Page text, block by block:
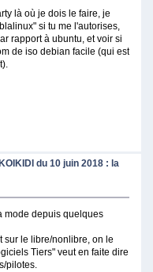
là où je dois le faire, je
si tu me l'autorises,
rapport à ubuntu, et voir si
de iso debian facile (qui est
du 10 juin 2018 : la
mode depuis quelques
sur le libre/nonlibre, on le
Tiers" veut en faite dire
pilotes.